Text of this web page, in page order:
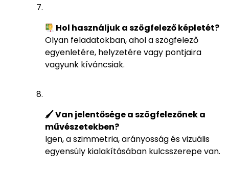
Hol használjuk a szögfelező képletét?
Olyan feladatokban, ahol a szögfelező
egyenletére, helyzetére vagy pontjaira
vagyunk kíváncsiak.
🖌 Van jelentősége a szögfelezőnek a
művészetekben?
Igen, a szimmetria, arányosság és vizuális
egyensúly kialakításában kulcsszerepe van.